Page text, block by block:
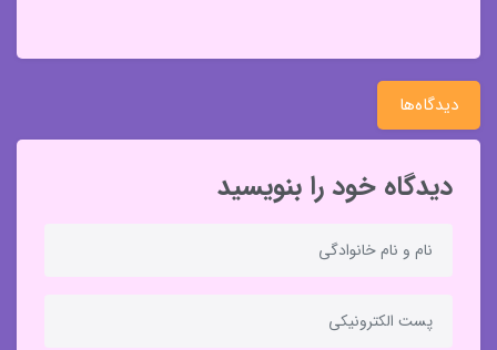
دیدگاه‌ها
دیدگاه خود را بنویسید